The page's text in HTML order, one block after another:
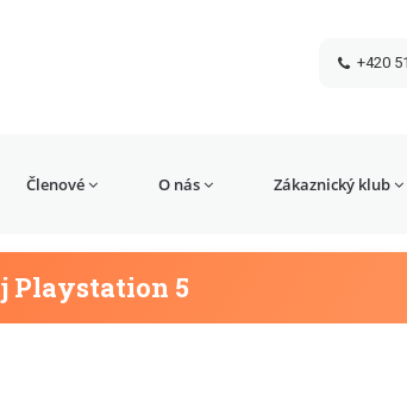
+420
Členové O nás Zákaznický klub
Playstation 5